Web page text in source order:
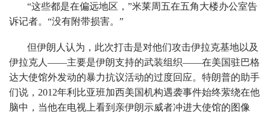
“这些都是在偏远地区，”米莱周五在五角大楼办公室告
诉记者。“没有附带损害。”
但伊朗人认为，此次打击是对他们攻击伊拉克基地以及
伊拉克人——主要是伊朗支持的武装组织——在美国驻巴格
达大使馆外发动的暴力抗议活动的过度回应。特朗普的助手
们说，2012年利比亚班加西美国机构遇袭事件始终萦绕在他
脑中，当他在电视上看到亲伊朗示威者冲进大使馆的图像